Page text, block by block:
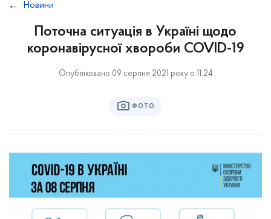
Новини
Поточна ситуація в Україні щодо
коронавірусної хвороби COVID-19
Опубліковано 09 серпня 2021 року о 11:24
ФОТО